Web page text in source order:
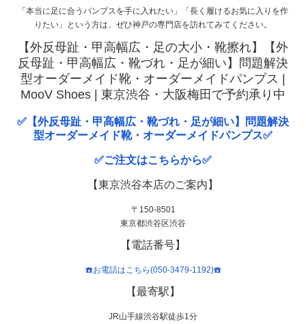
「本当に足に合うパンプスを手に入れたい」「長く履けるお気に入りを作
りたい」という方は、ぜひ神戸の専門店を訪れてみてください。
【外反母趾・甲高幅広・足の大小・靴擦れ】【外
反母趾・甲高幅広・靴づれ・足が細い】問題解決
型オーダーメイド靴・オーダーメイドパンプス |
MooV Shoes | 東京渋谷・大阪梅田で予約承り中
✅【外反母趾・甲高幅広・靴づれ・足が細い】問題解決
型オーダーメイド靴・オーダーメイドパンプス✅
✅ご注文はこちらから✅
【東京渋谷本店のご案内】
〒150-8501
東京都渋谷区渋谷
【電話番号】
☎️お電話はこちら(050-3479-1192)☎️
【最寄駅】
JR山手線渋谷駅徒歩1分